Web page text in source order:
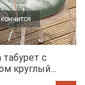
табурет с
круглый
60049-1 Tropical